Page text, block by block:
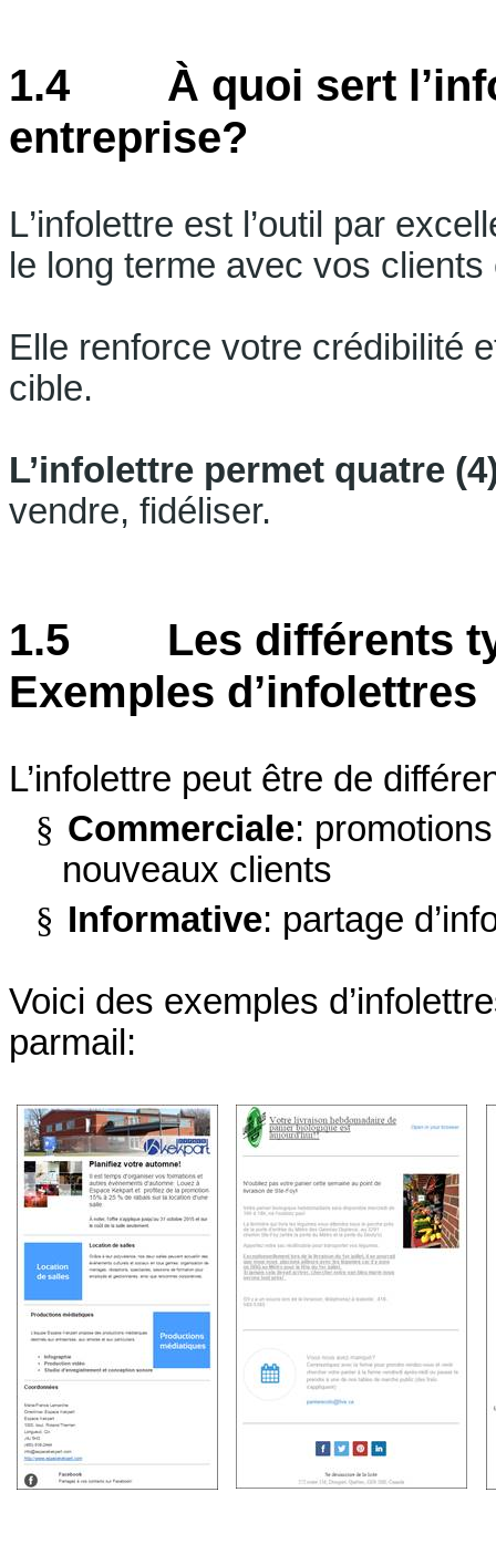
1.4 À quoi sert
entreprise?
L’infolettre est l’outil par
le long terme avec vos
Elle renforce votre crédibilité
cible.
L’infolettre permet quatre
vendre, fidéliser.
1.5 Les différents
Exemples d’infolettres
L’infolettre peut être de
§ Commerciale:
nouveaux clients
§ Informative: partage
Voici des exemples
parmail: